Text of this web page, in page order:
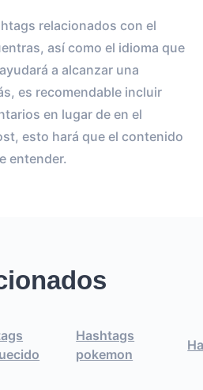
relacionados con el
así como el idioma que
a alcanzar una
es recomendable incluir
en lugar de en el
esto hará que el contenido
entender.
Hashtags
pokemon